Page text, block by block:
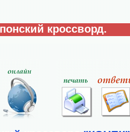
кроссворд.